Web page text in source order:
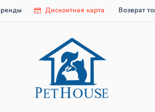
Дисконтная карта Возврат